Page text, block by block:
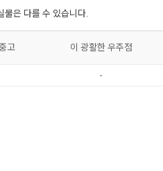
물은 다를 수 있습니다.
고 이 광활한 우주점
-